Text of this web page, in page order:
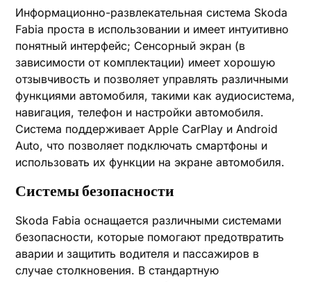
Информационно-развлекательная система Skoda
Fabia проста в использовании и имеет интуитивно
понятный интерфейс; Сенсорный экран (в
зависимости от комплектации) имеет хорошую
отзывчивость и позволяет управлять различными
функциями автомобиля, такими как аудиосистема,
навигация, телефон и настройки автомобиля.
Система поддерживает Apple CarPlay и Android
Auto, что позволяет подключать смартфоны и
использовать их функции на экране автомобиля.
Системы безопасности
Skoda Fabia оснащается различными системами
безопасности, которые помогают предотвратить
аварии и защитить водителя и пассажиров в
случае столкновения. В стандартную